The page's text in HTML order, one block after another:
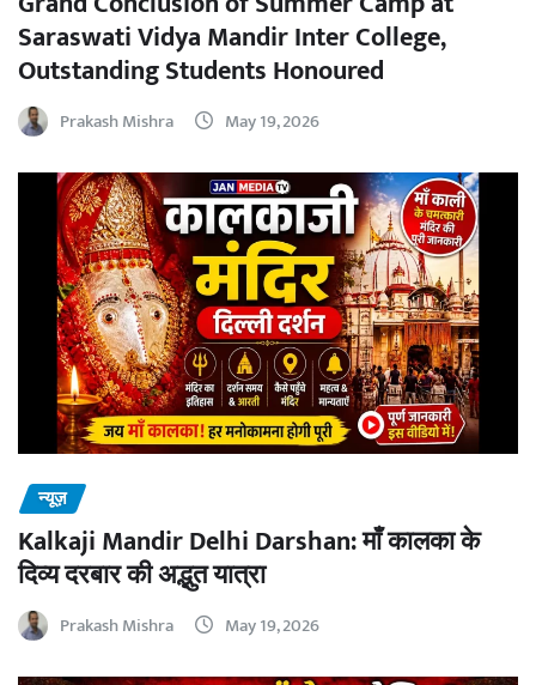
Saraswati Vidya Mandir Inter College,
Outstanding Students Honoured
Prakash Mishra May 19, 2026
न्यूज़
Kalkaji Mandir Delhi Darshan: माँ कालका के
दिव्य दरबार की अद्भुत यात्रा
Prakash Mishra May 19, 2026